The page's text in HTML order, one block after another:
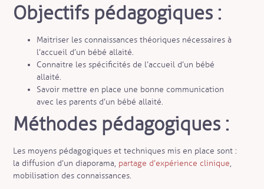
Objectifs pédagogiques :
Maitriser les connaissances théoriques nécessaires à
l’accueil d’un bébé allaité.
Connaitre les spécificités de l’accueil d’un bébé
allaité.
Savoir mettre en place une bonne communication
avec les parents d’un bébé allaité.
Méthodes pédagogiques :
Les moyens pédagogiques et techniques mis en place sont :
la diffusion d’un diaporama, partage d’expérience clinique,
mobilisation des connaissances.